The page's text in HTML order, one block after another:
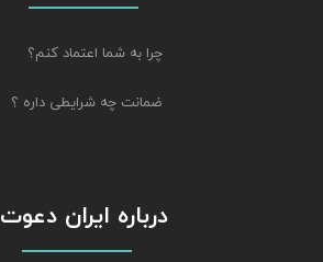
چرا به شما اعتماد کنم؟
ضمانت چه شرایطی داره ؟
درباره ایران دعوت